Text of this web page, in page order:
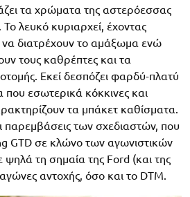
τα χρώματα της αστερόεσσας
λευκό κυριαρχεί, έχοντας
διατρέχουν το αμάξωμα ενώ
τους καθρέπτες και τα
Εκεί δεσπόζει φαρδύ-πλατύ
εσωτερικά κόκκινες και
τα μπάκετ καθίσματα.
παρεμβάσεις των σχεδιαστών, που
GTD σε κλώνο των αγωνιστικών
ψηλά τη σημαία της Ford (και της
αντοχής, όσο και το DTM.